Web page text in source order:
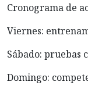
Cronograma de
Viernes:
Sábado: pruebas
Domingo: